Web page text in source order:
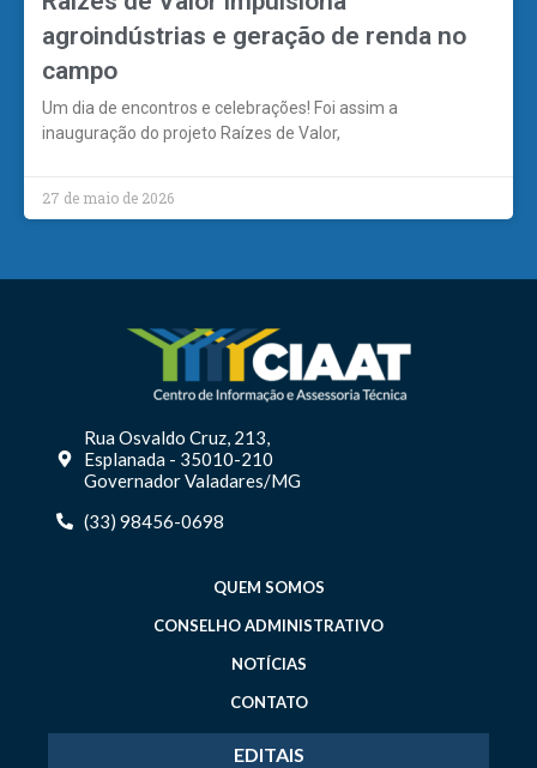
agroindústrias e geração de renda no
campo
Um dia de encontros e celebrações! Foi assim a
inauguração do projeto Raízes de Valor,
27 de maio de 2026
Rua Osvaldo Cruz, 213,
Esplanada - 35010-210
Governador Valadares/MG
(33) 98456-0698
QUEM SOMOS
CONSELHO ADMINISTRATIVO
NOTÍCIAS
CONTATO
EDITAIS